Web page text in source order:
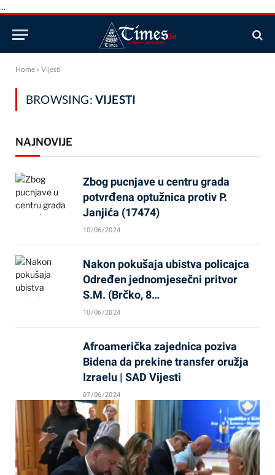
...
Home » Vijesti
BROWSING: VIJESTI
NAJNOVIJE
Zbog pucnjave u centru grada
potvrđena optužnica protiv P.
Janjića (17474)
10/06/2024
Nakon pokušaja ubistva policajca
Određen jednomjesečni pritvor
S.M. (Brčko, 8…
10/06/2024
Afroamerička zajednica poziva
Bidena da prekine transfer oružja
Izraelu | SAD Vijesti
07/06/2024